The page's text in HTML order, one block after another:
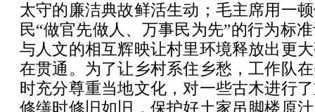
太守的廉洁典故鲜活生动；毛主席用一
民“做官先做人、万事民为先”的行为标
与人文的相互辉映让村里环境释放出更
在贯通。为了让乡村系住乡愁，工作队
时充分尊重当地文化，对一些古木进行
修缮时修旧如旧，保护好土家吊脚楼原